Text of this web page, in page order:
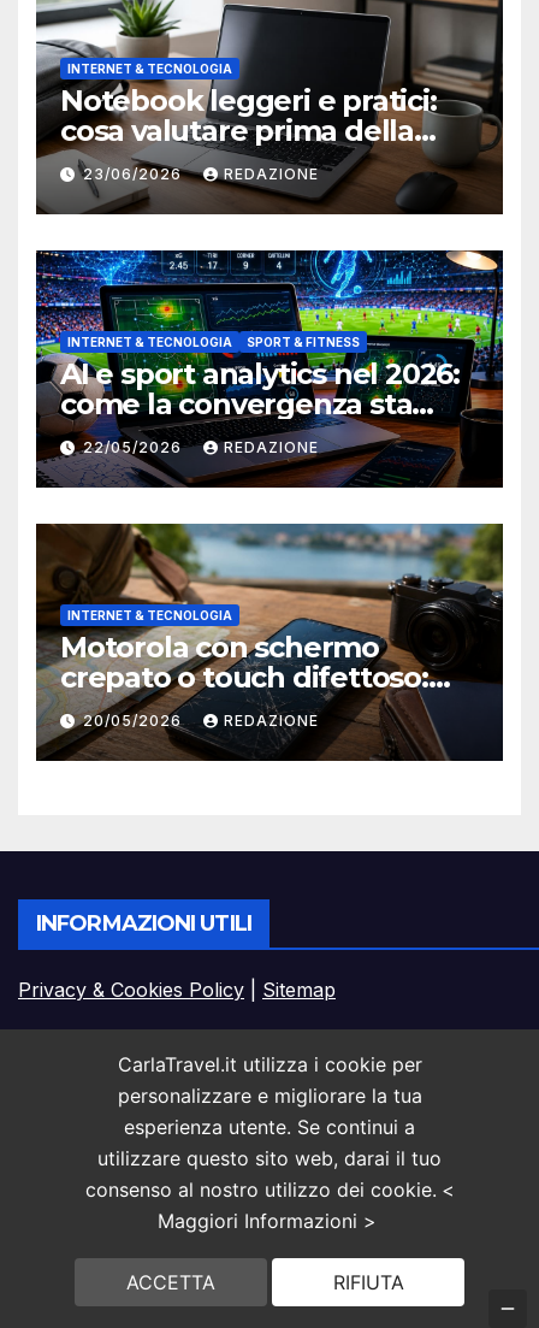
INTERNET & TECNOLOGIA
Notebook leggeri e pratici:
cosa valutare prima della
scelta
23/06/2026 REDAZIONE
INTERNET & TECNOLOGIA SPORT & FITNESS
AI e sport analytics nel 2026:
come la convergenza sta
cambiando il modo di vedere
il calcio
22/05/2026 REDAZIONE
INTERNET & TECNOLOGIA
Motorola con schermo
crepato o touch difettoso:
come ripararlo prima di
partire
20/05/2026 REDAZIONE
INFORMAZIONI UTILI
Privacy & Cookies Policy Sitemap
ARTICOLI RECENTI
Tempo libero e dispositivi: come lo svago quotidiano
Notebook leggeri e pratici: cosa valutare prima della
CarlaTravel.it utilizza i cookie per
personalizzare e migliorare la tua
esperienza utente. Se continui a
utilizzare questo sito web, darai il tuo
consenso al nostro utilizzo dei cookie. <
Maggiori Informazioni >
ACCETTA RIFIUTA